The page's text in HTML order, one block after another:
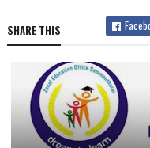
SHARE THIS